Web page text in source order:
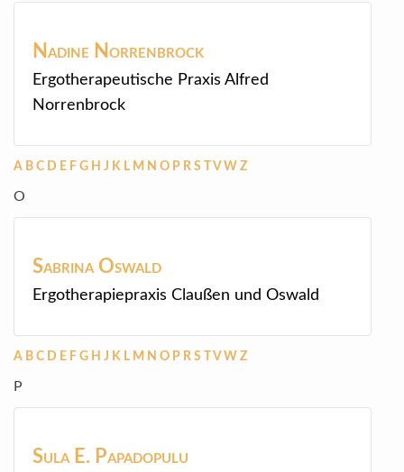
Nadine Norrenbrock
Ergotherapeutische Praxis Alfred
Norrenbrock
A B C D E F G H J K L M N O P R S V W Z
O
Sabrina Oswald
Ergotherapiepraxis Claußen und Oswald
A B C D E F G H J K L M N O P R S V W Z
P
Sula E. Papadopulu